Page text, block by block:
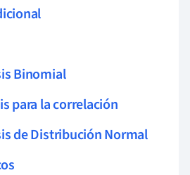
Binomial
para la correlación
de Distribución Normal